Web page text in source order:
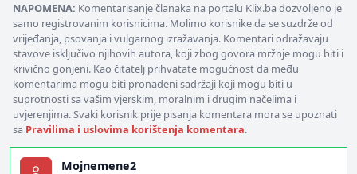
NAPOMENA: Komentarisanje članaka na portalu Klix.ba dozvoljeno je
samo registrovanim korisnicima. Molimo korisnike da se suzdrže od
vrijeđanja, psovanja i vulgarnog izražavanja. Komentari odražavaju
stavove isključivo njihovih autora, koji zbog govora mržnje mogu biti i
krivično gonjeni. Kao čitatelj prihvatate mogućnost da među
komentarima mogu biti pronađeni sadržaji koji mogu biti u
suprotnosti sa vašim vjerskim, moralnim i drugim načelima i
uvjerenjima. Svaki korisnik prije pisanja komentara mora se upoznati
sa Pravilima i uslovima korištenja komentara.
Mojnemene2